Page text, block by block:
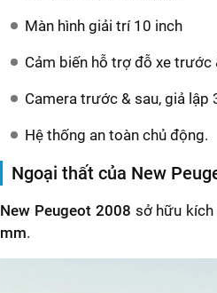
Màn hình giải trí 10 inch
Cảm biến hỗ trợ đỗ xe trước
Camera trước & sau, giả lập
Hệ thống an toàn chủ động.​
Ngoại thất của New
New Peugeot 2008 sở hữu
mm.